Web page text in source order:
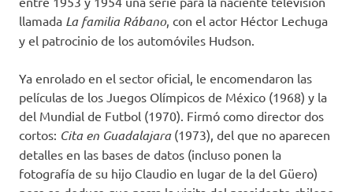
llamada La familia Rábano, con el actor Héctor Lechuga
y el patrocinio de los automóviles Hudson.
Ya enrolado en el sector oficial, le encomendaron las
películas de los Juegos Olímpicos de México (1968) y la
del Mundial de Futbol (1970). Firmó como director dos
cortos: Cita en Guadalajara(1973), del que no aparecen
detalles en las bases de datos (incluso ponen la
fotografía de su hijo Claudio en lugar de la del Güero)